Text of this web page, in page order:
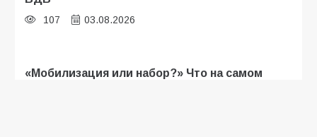
107 03.08.2026
«Мобилизация или набор?» Что на самом